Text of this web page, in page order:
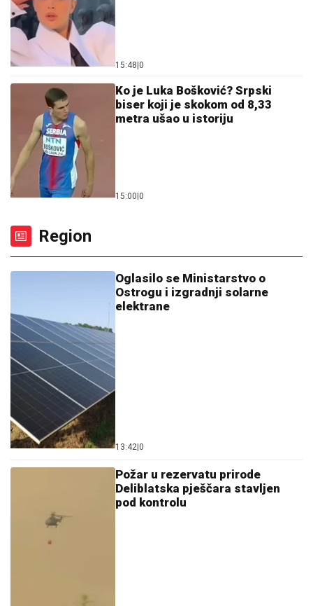
15:48 0
Ko je Luka Bošković? Srpski
biser koji je skokom od 8,33
metra ušao u istoriju
15:00 0
Region
Oglasilo se Ministarstvo o
Ostrogu i izgradnji solarne
elektrane
13:42 0
Požar u rezervatu prirode
Deliblatska pješčara stavljen
pod kontrolu